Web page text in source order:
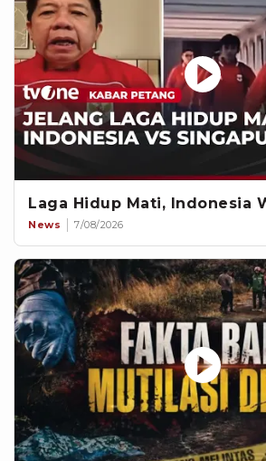
Laga Hidup Mati, Indonesia
News 7/08/2026